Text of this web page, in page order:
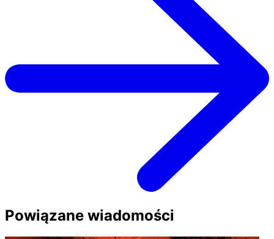
Powiązane wiadomości